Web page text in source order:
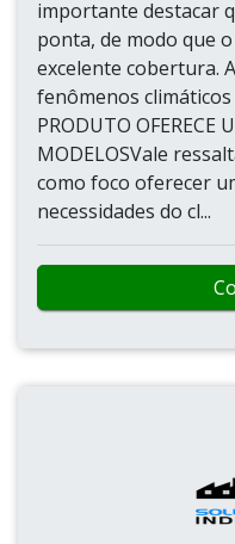
importante destacar
ponta, de modo que
excelente cobertura.
fenômenos
PRODUTO OFERECE
MODELOSVale
como foco oferecer
necessidades do cl...